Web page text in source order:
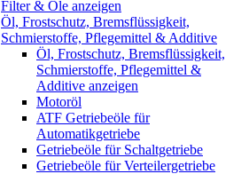
Filter & Öle anzeigen
Öl, Frostschutz, Bremsflüssigkeit,
Schmierstoffe, Pflegemittel & Additive
Öl, Frostschutz, Bremsflüssigkeit,
Schmierstoffe, Pflegemittel &
Additive anzeigen
Motoröl
ATF Getriebeöle für
Automatikgetriebe
Getriebeöle für Schaltgetriebe
Getriebeöle für Verteilergetriebe